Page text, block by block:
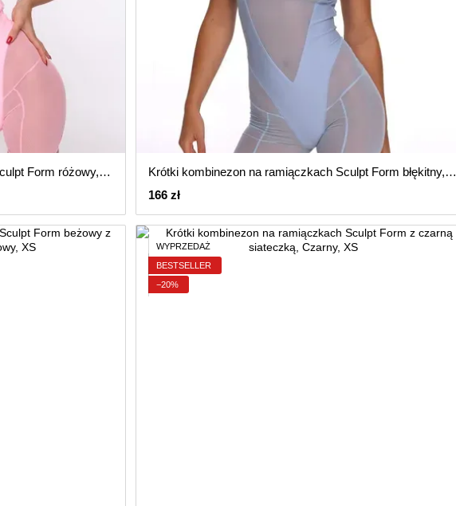
Krótki kombinezon na ramiączkach Sculpt Form różowy, Różowy, S
Krótki kombinezon na ramiączkach Sculpt Form błękitny, Jasny niebieski, S
166 zł
WYPRZEDAŻ
BESTSELLER
−20%